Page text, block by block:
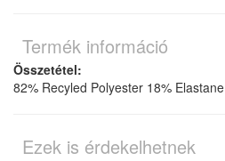
Termék információ
Összetétel:
82% Recyled Polyester 18% Elastane
Ezek is érdekelhetnek